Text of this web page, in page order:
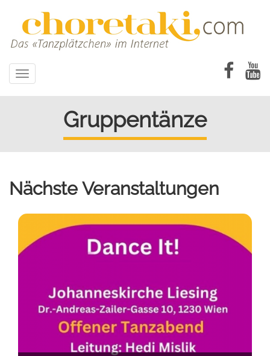
Toggle
navigation
Gruppentänze
Nächste Veranstaltungen